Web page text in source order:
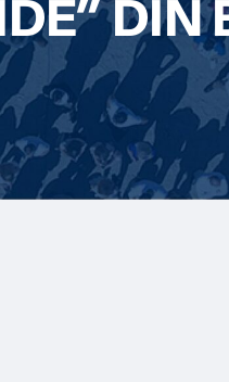
DIN